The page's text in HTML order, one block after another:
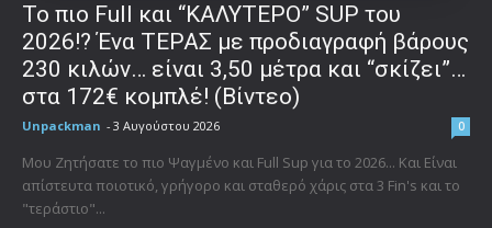
To πιο Full και “ΚΑΛΥΤΕΡΟ” SUP του
2026!? Ένα ΤΕΡΑΣ με προδιαγραφή βάρους
230 κιλών… είναι 3,50 μέτρα και “σκίζει”…
στα 172€ κομπλέ! (Βίντεο)
Unpackman - 3 Αυγούστου 2026 0
Μου Ζητήσατε το πιο Ψαγμένο και Full Sup για το 2026... Και Είναι
απίστευτα ποιοτικό, γρήγορο και σταθερό χάρις στα 3 Fin's και το
"τεράστιο"...